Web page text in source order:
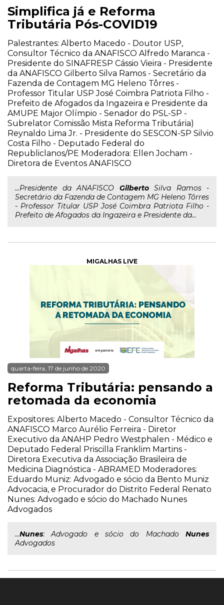
Simplifica já e Reforma
Tributária Pós-COVID19
Palestrantes: Alberto Macedo - Doutor USP,
Consultor Técnico da ANAFISCO Alfredo Maranca -
Presidente do SINAFRESP Cássio Vieira - Presidente
da ANAFISCO Gilberto Silva Ramos - Secretário da
Fazenda de Contagem MG Heleno Tôrres -
Professor Titular USP José Coimbra Patriota Filho -
Prefeito de Afogados da Ingazeira e Presidente da
AMUPE Major Olímpio - Senador do PSL-SP -
Subrelator Comissão Mista Reforma Tributária)
Reynaldo Lima Jr. - Presidente do SESCON-SP Silvio
Costa Filho - Deputado Federal do
Republiclanos/PE Moderadora: Ellen Jocham -
Diretora de Eventos ANAFISCO
...Presidente da ANAFISCO GilbertoSilva Ramos -
Secretário da Fazenda de Contagem MG Heleno Tôrres
- Professor Titular USP José Coimbra Patriota Filho -
Prefeito de Afogados da Ingazeira e Presidente da...
MIGALHAS LIVE
quarta-feira, 17 de junho de 2020
Reforma Tributária: pensando a
retomada da economia
Expositores: Alberto Macedo - Consultor Técnico da
ANAFISCO Marco Aurélio Ferreira - Diretor
Executivo da ANAHP Pedro Westphalen - Médico e
Deputado Federal Priscilla Franklim Martins -
Diretora Executiva da Associação Brasileira de
Medicina Diagnóstica - ABRAMED Moderadores:
Eduardo Muniz: Advogado e sócio da Bento Muniz
Advocacia, e Procurador do Distrito Federal Renato
Nunes: Advogado e sócio do Machado Nunes
Advogados
...Nunes: Advogado e sócio do Machado Nunes
Advogados